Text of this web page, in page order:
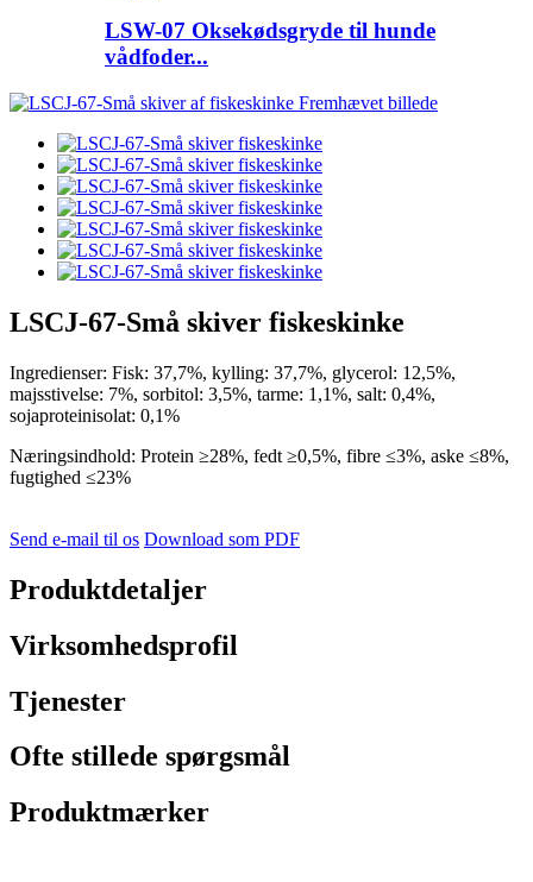
LSW-07 Oksekødsgryde til hunde
vådfoder...
LSCJ-67-Små skiver fiskeskinke
Ingredienser: Fisk: 37,7%, kylling: 37,7%, glycerol: 12,5%,
majsstivelse: 7%, sorbitol: 3,5%, tarme: 1,1%, salt: 0,4%,
sojaproteinisolat: 0,1%
Næringsindhold: Protein ≥28%, fedt ≥0,5%, fibre ≤3%, aske ≤8%,
fugtighed ≤23%
Send e-mail til os Download som PDF
Produktdetaljer
Virksomhedsprofil
Tjenester
Ofte stillede spørgsmål
Produktmærker